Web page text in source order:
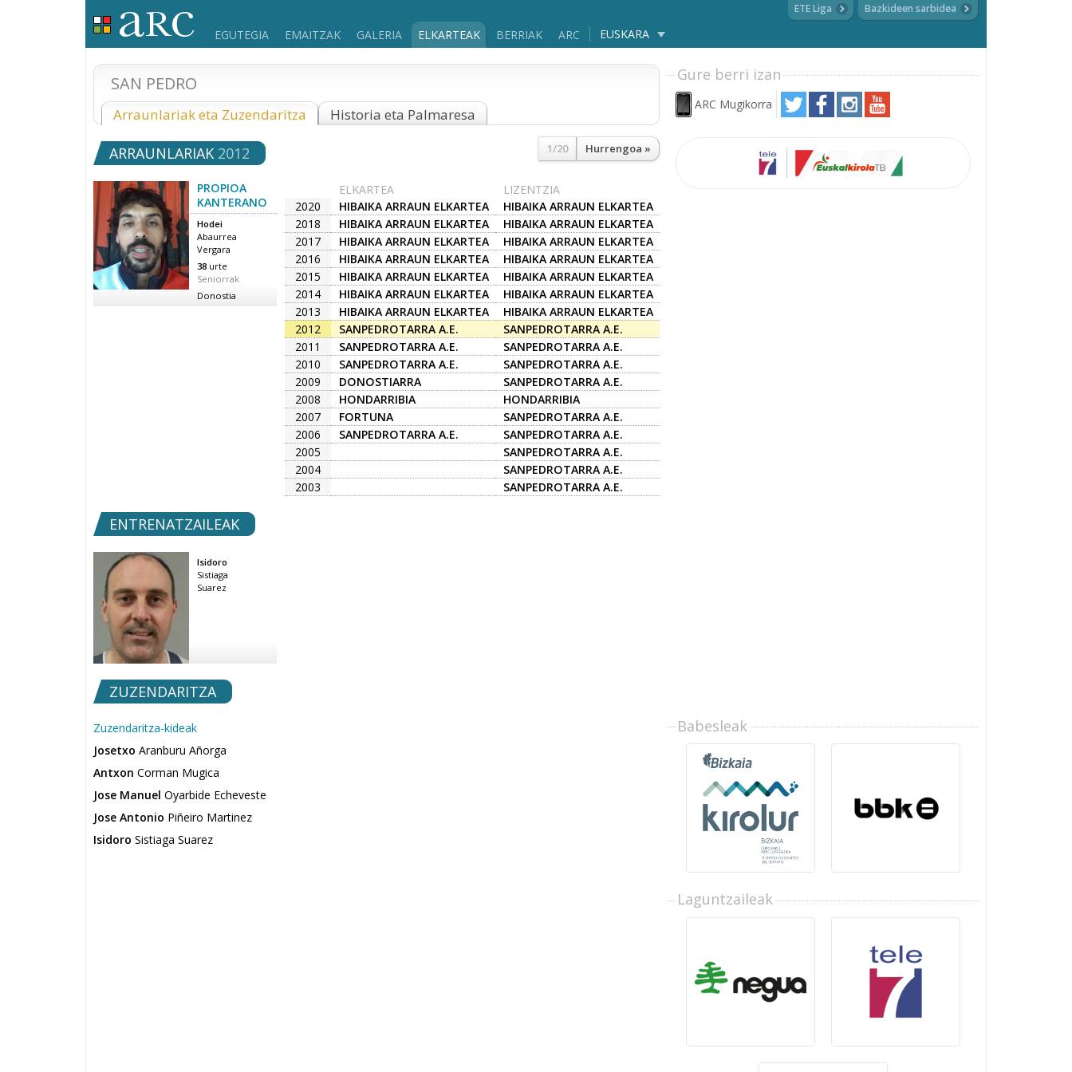
EGUTEGIA EMAITZAK GALERIA ELKARTEAK BERRIAK ARC EUSKARA
ETE Liga Bazkideen sarbidea
SAN PEDRO
Arraunlariak eta Zuzendaritza Historia eta Palmaresa
1/20 Hurrengoa »
ARRAUNLARIAK 2012
PROPIOA
KANTERANO
Hodei
Abaurrea
Vergara
38 urte
Seniorrak
Donostia
ELKARTEA
LIZENTZIA
2020
HIBAIKA ARRAUN ELKARTEA
HIBAIKA ARRAUN ELKARTEA
2018
HIBAIKA ARRAUN ELKARTEA
HIBAIKA ARRAUN ELKARTEA
2017
HIBAIKA ARRAUN ELKARTEA
HIBAIKA ARRAUN ELKARTEA
2016
HIBAIKA ARRAUN ELKARTEA
HIBAIKA ARRAUN ELKARTEA
2015
HIBAIKA ARRAUN ELKARTEA
HIBAIKA ARRAUN ELKARTEA
2014
HIBAIKA ARRAUN ELKARTEA
HIBAIKA ARRAUN ELKARTEA
2013
HIBAIKA ARRAUN ELKARTEA
HIBAIKA ARRAUN ELKARTEA
2012
SANPEDROTARRA A.E.
SANPEDROTARRA A.E.
2011
SANPEDROTARRA A.E.
SANPEDROTARRA A.E.
2010
SANPEDROTARRA A.E.
SANPEDROTARRA A.E.
2009
DONOSTIARRA
SANPEDROTARRA A.E.
2008
HONDARRIBIA
HONDARRIBIA
2007
FORTUNA
SANPEDROTARRA A.E.
2006
SANPEDROTARRA A.E.
SANPEDROTARRA A.E.
2005
SANPEDROTARRA A.E.
2004
SANPEDROTARRA A.E.
2003
SANPEDROTARRA A.E.
ENTRENATZAILEAK
Isidoro
Sistiaga
Suarez
ZUZENDARITZA
Zuzendaritza-kideak
Josetxo Aranburu Añorga
Antxon Corman Mugica
Jose Manuel Oyarbide Echeveste
Jose Antonio Piñeiro Martinez
Isidoro Sistiaga Suarez
Gure berri izan
ARC Mugikorra
Babesleak
Laguntzaileak